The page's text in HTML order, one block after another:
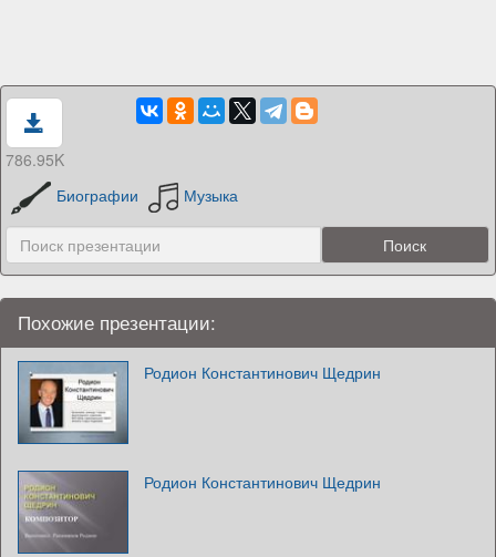
786.95K
Биографии
Музыка
Похожие презентации:
Родион Константинович Щедрин
Родион Константинович Щедрин